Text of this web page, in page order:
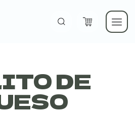
DE
Panadería
y
Hojaldres